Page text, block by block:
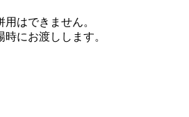
はできません。
にお渡しします。